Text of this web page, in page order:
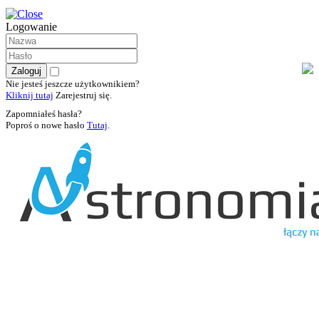
Logowanie
Nie jesteś jeszcze użytkownikiem?
Kliknij tutaj Zarejestruj się.
Zapomniałeś hasła?
Poproś o nowe hasło Tutaj.